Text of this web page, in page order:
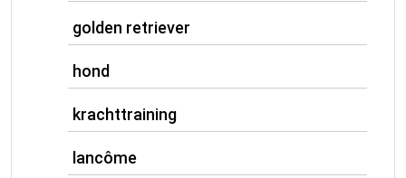
golden retriever
hond
krachttraining
lancôme